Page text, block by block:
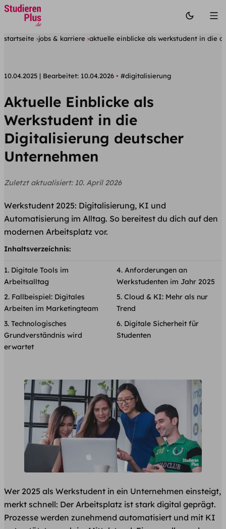
startseite jobs & karriere aktuelle einblicke als werkstudent in die
10.04.2025 Bearbeitet: 10.04.2026 #digitalisierung
Aktuelle Einblicke als
Werkstudent in die
Digitalisierung deutscher
Unternehmen
Zuletzt aktualisiert: 10. April 2026
Werkstudent 2025: Digitalisierung, KI und
Automatisierung im Alltag. So bereitest du dich auf den
modernen Arbeitsplatz vor.
Inhaltsverzeichnis:
Digitale Tools im
Arbeitsalltag
Fallbeispiel: Digitales
Arbeiten im Marketingteam
Technologisches
Grundverständnis wird
erwartet
Anforderungen an
Werkstudenten im Jahr 2025
Cloud & KI: Mehr als nur
Trend
Digitale Sicherheit für
Studenten
Wer 2025 als Werkstudent in ein Unternehmen einsteigt,
merkt schnell: Der Arbeitsplatz ist stark digital geprägt.
Prozesse werden zunehmend automatisiert und mit KI